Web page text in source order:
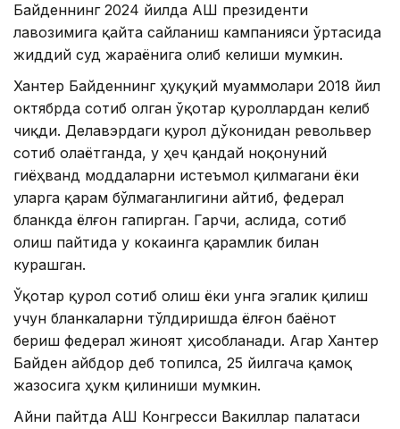
Байденнинг 2024 йилда АҚШ президенти
лавозимига қайта сайланиш кампанияси ўртасида
жиддий суд жараёнига олиб келиши мумкин.
Хантер Байденнинг ҳуқуқий муаммолари 2018 йил
октябрда сотиб олган ўқотар қуроллардан келиб
чиқди. Делавэрдаги қурол дўконидан револьвер
сотиб олаётганда, у ҳеч қандай ноқонуний
гиёҳванд моддаларни истеъмол қилмагани ёки
уларга қарам бўлмаганлигини айтиб, федерал
бланкда ёлғон гапирган. Гарчи, аслида, сотиб
олиш пайтида у кокаинга қарамлик билан
курашган.
Ўқотар қурол сотиб олиш ёки унга эгалик қилиш
учун бланкаларни тўлдиришда ёлғон баёнот
бериш федерал жиноят ҳисобланади. Агар Хантер
Байден айбдор деб топилса, 25 йилгача қамоқ
жазосига ҳукм қилиниши мумкин.
Айни пайтда АҚШ Конгресси Вакиллар палатаси